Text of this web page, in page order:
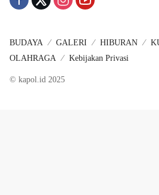
BUDAYA GALERI HIBURAN
OLAHRAGA
Kebijakan Privasi
© kapol.id 2025